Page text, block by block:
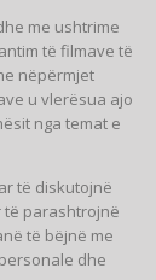
me ushtrime
të filmave të
nëpërmjet
u vlerësua ajo
nga temat e
të diskutojnë
të parashtrojnë
të bëjnë me
dhe